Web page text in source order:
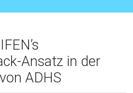
Ansatz in der
ADHS